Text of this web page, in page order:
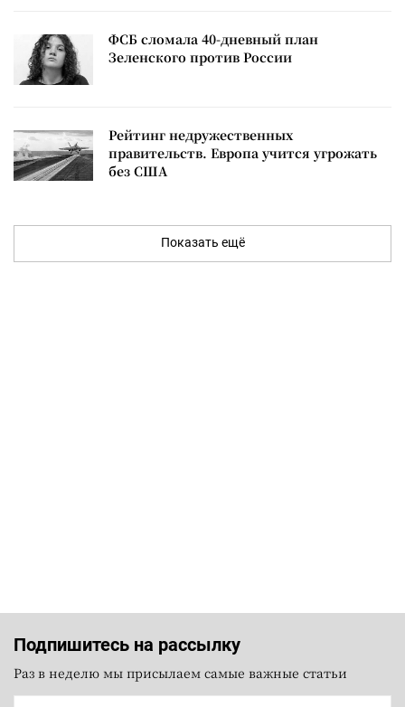
ФСБ сломала 40-дневный план
Зеленского против России
Рейтинг недружественных
правительств. Европа учится угрожать
без США
Показать ещё
Подпишитесь на рассылку
Раз в неделю мы присылаем самые важные статьи